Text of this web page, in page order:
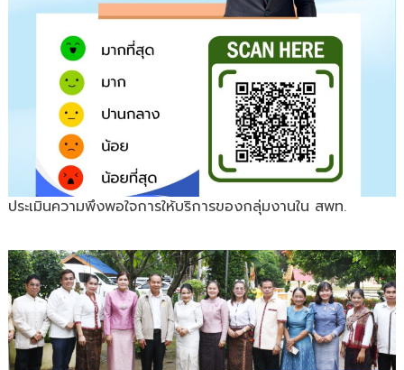
ประเมินความพึงพอใจการให้บริการของกลุ่มงานใน สพท.